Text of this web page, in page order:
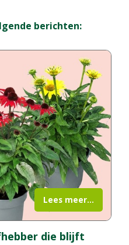
berichten:
die blijft
Lees meer...